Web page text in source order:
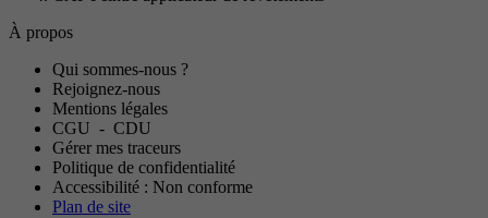
À propos
Qui sommes-nous ?
Rejoignez-nous
Mentions légales
CGU - CDU
Gérer mes traceurs
Politique de confidentialité
Accessibilité : Non conforme
Plan de site